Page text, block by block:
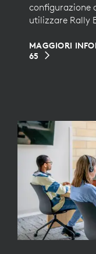
configurazione
utilizzare Rally
MAGGIORI
65